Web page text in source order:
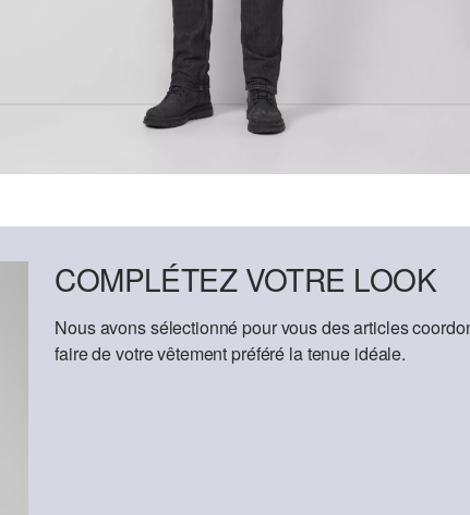
COMPLÉTEZ VOTRE LOOK
Nous avons sélectionné pour vous des articles
faire de votre vêtement préféré la tenue idéale.